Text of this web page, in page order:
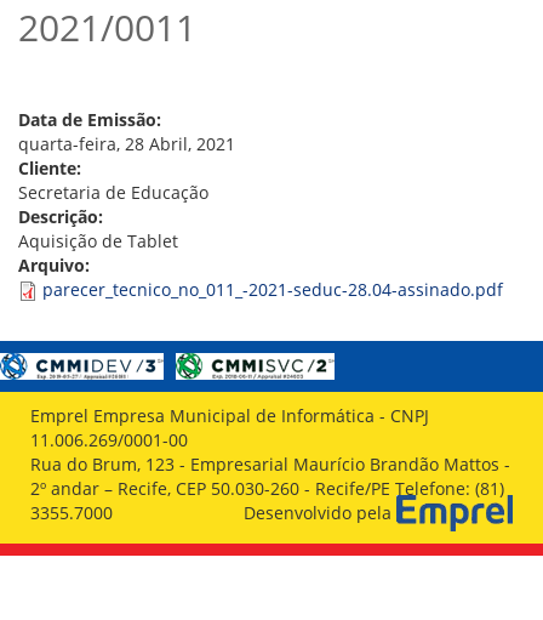
O QUE É A EMPREL
CONSELHOS
LOCALIZAÇÃO
GESTORES
GOVERNANÇA
NOTÍCIAS
COMPRAS
COMISSÕES
LICITAÇÕES
REGULAMENTO INTERNO DE LICITAÇÕES E
CONTRATO
GESTÃO DE PESSOAS
COLABORADORES
2021/0011
Data de Emissão:
quarta-feira, 28 Abril, 2021
Cliente:
Secretaria de Educação
Descrição:
Aquisição de Tablet
Arquivo:
parecer_tecnico_no_011_-2021-seduc-28.04-assinado.pdf
Emprel Empresa Municipal de Informática - CNPJ
11.006.269/0001-00
Rua do Brum, 123 - Empresarial Maurício Brandão Mattos -
2º andar – Recife, CEP 50.030-260 - Recife/PE Telefone: (81)
3355.7000
Desenvolvido pela